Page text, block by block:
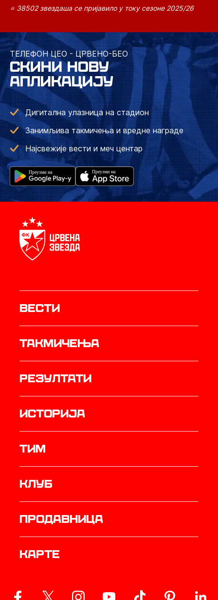
⭐ 38502 звездаша се пријавило у току сезоне 2025/26
ТЕЛЕФОН ЦЕО - ЦРВЕНО-БЕО
СКИНИ НОВУ
АПЛИКАЦИЈУ
Дигитална улазница на стадион
Занимљива такмичења и вредне награде
Најсвежије вести и меч центар
Вести
Такмичења
резултати
историја
ТИМ
Клуб
продавница
Карте